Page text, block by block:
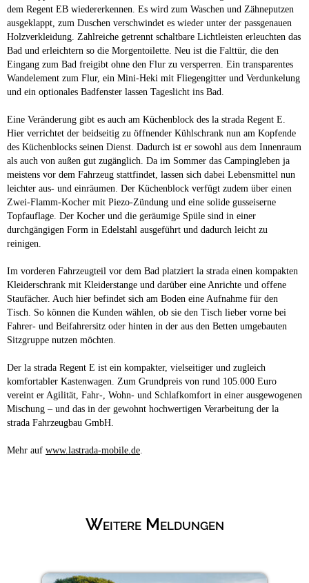
dem Regent EB wiedererkennen. Es wird zum Waschen und Zähneputzen
ausgeklappt, zum Duschen verschwindet es wieder unter der passgenauen
Holzverkleidung. Zahlreiche getrennt schaltbare Lichtleisten erleuchten das
Bad und erleichtern so die Morgentoilette. Neu ist die Falttür, die den
Eingang zum Bad freigibt ohne den Flur zu versperren. Ein transparentes
Wandelement zum Flur, ein Mini-Heki mit Fliegengitter und Verdunkelung
und ein optionales Badfenster lassen Tageslicht ins Bad.
Eine Veränderung gibt es auch am Küchenblock des la strada Regent E.
Hier verrichtet der beidseitig zu öffnender Kühlschrank nun am Kopfende
des Küchenblocks seinen Dienst. Dadurch ist er sowohl aus dem Innenraum
als auch von außen gut zugänglich. Da im Sommer das Campingleben ja
meistens vor dem Fahrzeug stattfindet, lassen sich dabei Lebensmittel nun
leichter aus- und einräumen. Der Küchenblock verfügt zudem über einen
Zwei-Flamm-Kocher mit Piezo-Zündung und eine solide gusseiserne
Topfauflage. Der Kocher und die geräumige Spüle sind in einer
durchgängigen Form in Edelstahl ausgeführt und dadurch leicht zu
reinigen.
Im vorderen Fahrzeugteil vor dem Bad platziert la strada einen kompakten
Kleiderschrank mit Kleiderstange und darüber eine Anrichte und offene
Staufächer. Auch hier befindet sich am Boden eine Aufnahme für den
Tisch. So können die Kunden wählen, ob sie den Tisch lieber vorne bei
Fahrer- und Beifahrersitz oder hinten in der aus den Betten umgebauten
Sitzgruppe nutzen möchten.
Der la strada Regent E ist ein kompakter, vielseitiger und zugleich
komfortabler Kastenwagen. Zum Grundpreis von rund 105.000 Euro
vereint er Agilität, Fahr-, Wohn- und Schlafkomfort in einer ausgewogenen
Mischung – und das in der gewohnt hochwertigen Verarbeitung der la
strada Fahrzeugbau GmbH.
Mehr auf www.lastrada-mobile.de
Weitere Meldungen